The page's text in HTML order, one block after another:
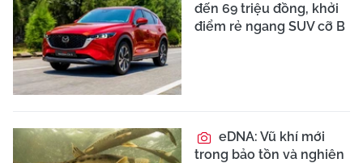
đến 69 triệu đồng, khởi
điểm rẻ ngang SUV cỡ B
eDNA: Vũ khí mới
trong bảo tồn và nghiên